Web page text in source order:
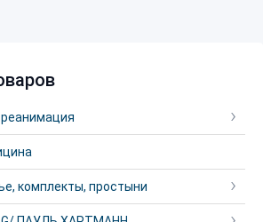
комплекты, простыни